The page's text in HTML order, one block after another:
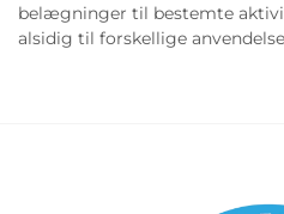
belægninger til bestemte
alsidig til forskellige